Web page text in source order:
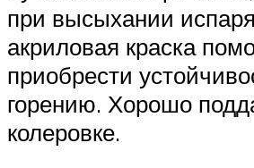
при высыхании
акриловая краска
приобрести
горению. Хорошо
колеровке.